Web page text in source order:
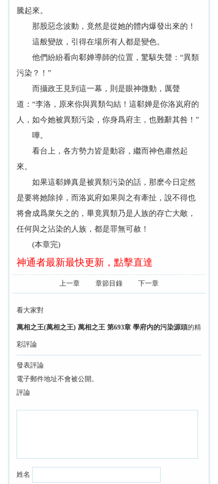
騰起來。
那股惡念波動，竟然是從她的體内爆發出來的！
這般變故，引得在場所有人都是變色。
他們紛紛看向郗婵導師的位置，驚駭失聲：“異類
污染？！”
而攝政王見到這一幕，則是眼神微動，厲聲
道：“李洛，原來你與異類勾結！這郗婵是你洛岚府的
人，如今她被異類污染，你身爲府主，也難辭其咎！”
嘩。
看台上，各方勢力皆是動容，繼而神色肅然起
來。
如果這郗婵真是被異類污染的話，那麽今日定然
是要将她除掉，而洛岚府如果與之有牽扯，說不得也
将會成爲衆矢之的，畢竟異類乃是人族的存亡大敵，
任何與之沾染的人族，都是罪無可赦！
(本章完)
神通者最新最快更新，點擊直達
上一章 章節目錄 下一章
看大家對
萬相之王(萬相之王) 萬相之王 第693章 學府内的污染源頭的精
彩評論
發表評論
電子郵件地址不會被公開。
評論
姓名